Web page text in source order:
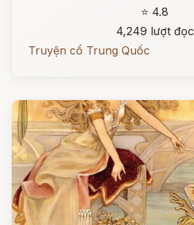
⭐ 4.8
4,249 lượt đọc
Truyện cổ Trung Quốc